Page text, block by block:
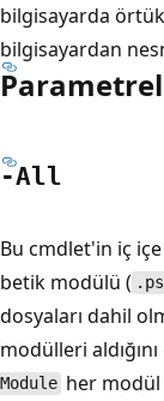
bilgisayarda
bilgisayardan
-All
Bu cmdlet'in iç
betik modülü (
dosyaları dahil
modülleri
Module her modül